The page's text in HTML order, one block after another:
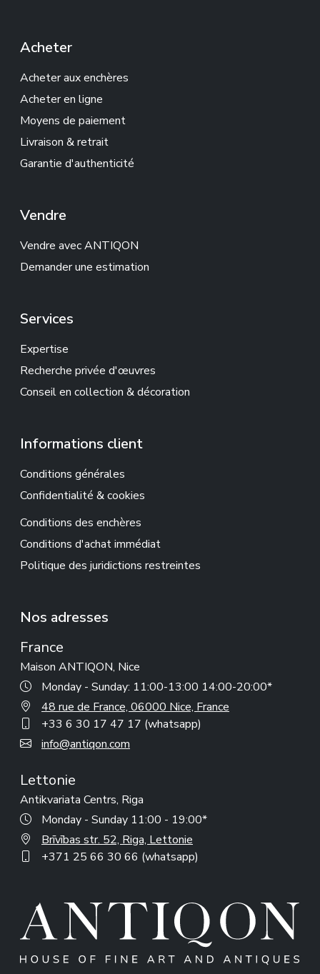
Acheter
Acheter aux enchères
Acheter en ligne
Moyens de paiement
Livraison & retrait
Garantie d'authenticité
Vendre
Vendre avec ANTIQON
Demander une estimation
Services
Expertise
Recherche privée d'œuvres
Conseil en collection & décoration
Informations client
Conditions générales
Confidentialité & cookies
Conditions des enchères
Conditions d'achat immédiat
Politique des juridictions restreintes
Nos adresses
France
Maison ANTIQON, Nice
Monday - Sunday: 11:00-13:00 14:00-20:00*
48 rue de France, 06000 Nice, France
+33 6 30 17 47 17 (whatsapp)
info@antiqon.com
Lettonie
Antikvariata Centrs, Riga
Monday - Sunday 11:00 - 19:00*
Brīvības str. 52, Riga, Lettonie
+371 25 66 30 66 (whatsapp)